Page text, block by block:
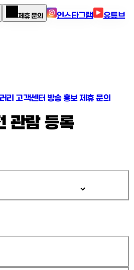
제휴 문의 인스타그램 유튜브
리고객센터방송 홍보 제휴 문의
관람 등록